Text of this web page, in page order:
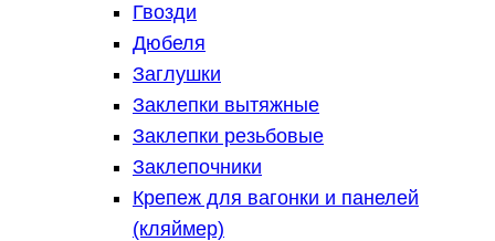
Гвозди
Дюбеля
Заглушки
Заклепки вытяжные
Заклепки резьбовые
Заклепочники
Крепеж для вагонки и панелей
(кляймер)